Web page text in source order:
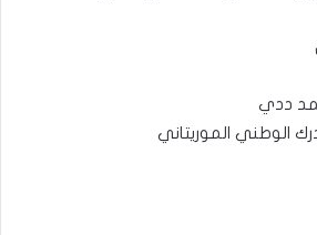
ددي
الوطني الموريتاني